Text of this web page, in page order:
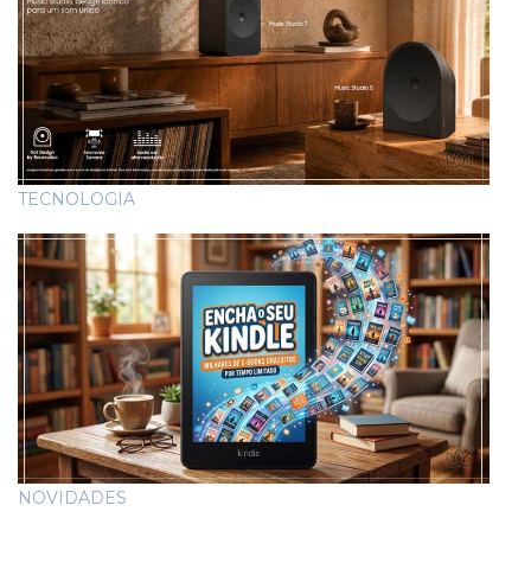
TECNOLOGIA
NOVIDADES